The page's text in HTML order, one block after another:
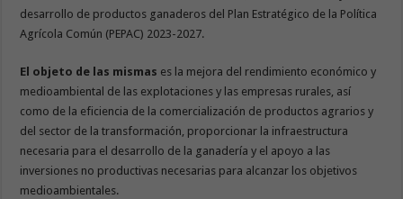
desarrollo de productos ganaderos del Plan Estratégico de la Política
Agrícola Común (PEPAC) 2023-2027.
El objeto de las mismas es la mejora del rendimiento económico y
medioambiental de las explotaciones y las empresas rurales, así
como de la eficiencia de la comercialización de productos agrarios y
del sector de la transformación, proporcionar la infraestructura
necesaria para el desarrollo de la ganadería y el apoyo a las
inversiones no productivas necesarias para alcanzar los objetivos
medioambientales.